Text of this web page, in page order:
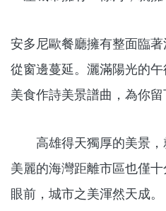
安多尼歐餐廳擁有整面臨
從窗邊蔓延。灑滿陽光的
美食作詩美景譜曲，為你
高雄得天獨厚的美景，
美麗的海灣距離市區也僅
眼前，城市之美渾然天成。